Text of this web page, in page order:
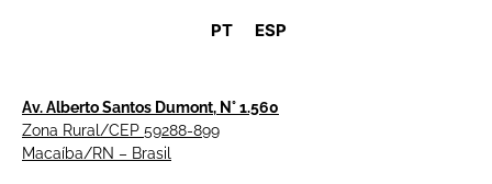
PT ESP
Av. Alberto Santos Dumont, N° 1.560
Zona Rural/CEP 59288-899
Macaíba/RN – Brasil